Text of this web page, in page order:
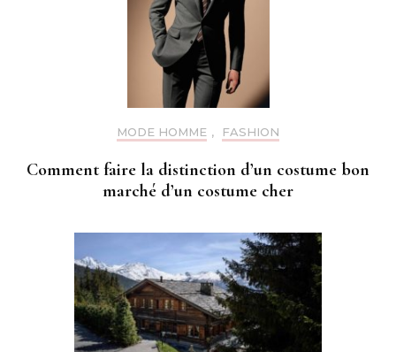
MODE HOMME , FASHION
Comment faire la distinction d’un costume bon
marché d’un costume cher